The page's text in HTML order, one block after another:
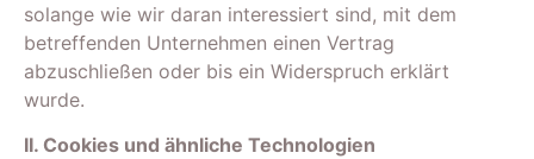
solange wie wir daran interessiert sind, mit dem
betreffenden Unternehmen einen Vertrag
abzuschließen oder bis ein Widerspruch erklärt
wurde.
II. Cookies und ähnliche Technologien